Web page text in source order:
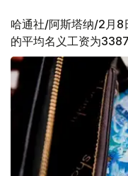
哈通社/阿斯塔纳/2月
的平均名义工资为